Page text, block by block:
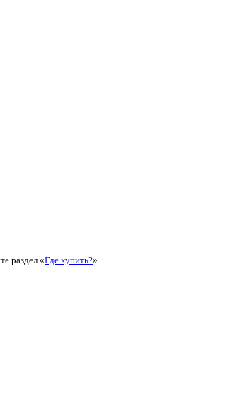
раздел «Где купить?».